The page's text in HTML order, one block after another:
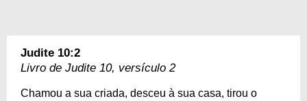
Judite 10:2
Livro de Judite 10, versículo 2
Chamou a sua criada, desceu à sua casa, tirou o